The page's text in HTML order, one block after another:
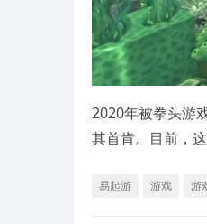
2020年被拳头游
其首肯。目前，
易起游 游戏 游